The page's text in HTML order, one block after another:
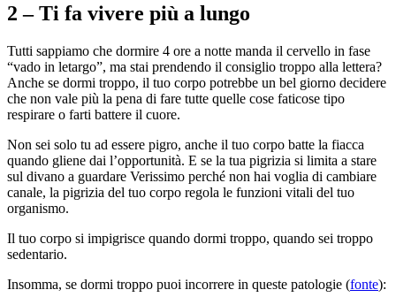
2 – Ti fa vivere più a lungo
Tutti sappiamo che dormire 4 ore a notte manda il cervello in fase
“vado in letargo”, ma stai prendendo il consiglio troppo alla lettera?
Anche se dormi troppo, il tuo corpo potrebbe un bel giorno decidere
che non vale più la pena di fare tutte quelle cose faticose tipo
respirare o farti battere il cuore.
Non sei solo tu ad essere pigro, anche il tuo corpo batte la fiacca
quando gliene dai l’opportunità. E se la tua pigrizia si limita a stare
sul divano a guardare Verissimo perché non hai voglia di cambiare
canale, la pigrizia del tuo corpo regola le funzioni vitali del tuo
organismo.
Il tuo corpo si impigrisce quando dormi troppo, quando sei troppo
sedentario.
Insomma, se dormi troppo puoi incorrere in queste patologie (fonte):